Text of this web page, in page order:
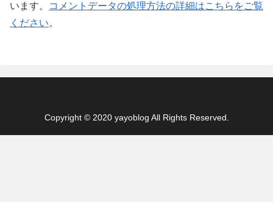
います。
コメントデータの処理方法の詳細はこちらをご覧
ください。
Copyright © 2020 yayoblog All Rights Reserved.